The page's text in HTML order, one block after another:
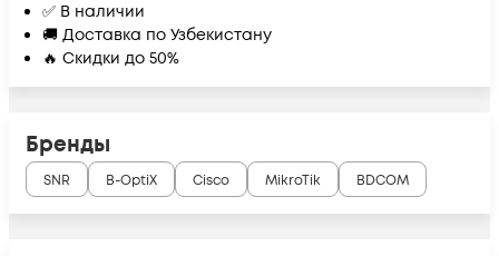
✅ В наличии
🚚 Доставка по Узбекистану
🔥 Скидки до 50%
Бренды
SNR B-OptiX Cisco MikroTik BDCOM